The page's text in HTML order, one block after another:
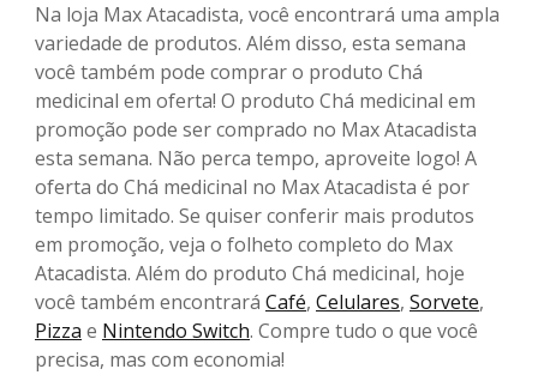
Na loja Max Atacadista, você encontrará uma ampla
variedade de produtos. Além disso, esta semana
você também pode comprar o produto Chá
medicinal em oferta! O produto Chá medicinal em
promoção pode ser comprado no Max Atacadista
esta semana. Não perca tempo, aproveite logo! A
oferta do Chá medicinal no Max Atacadista é por
tempo limitado. Se quiser conferir mais produtos
em promoção, veja o folheto completo do Max
Atacadista. Além do produto Chá medicinal, hoje
você também encontrará Café, Celulares, Sorvete,
Pizza e Nintendo Switch. Compre tudo o que você
precisa, mas com economia!